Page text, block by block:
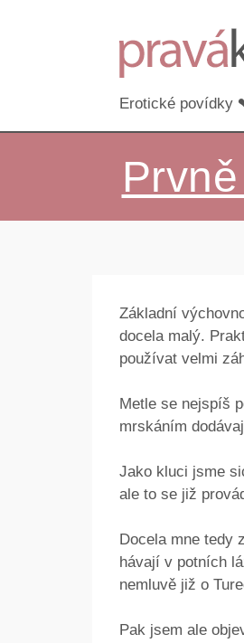
Erotické povídky
Základní
docela malý.
používat velmi
Metle se nejspíš
mrskáním
Jako kluci jsme
ale to se již
Docela mne tedy
hávají v potních
nemluvě již o
Pak jsem ale